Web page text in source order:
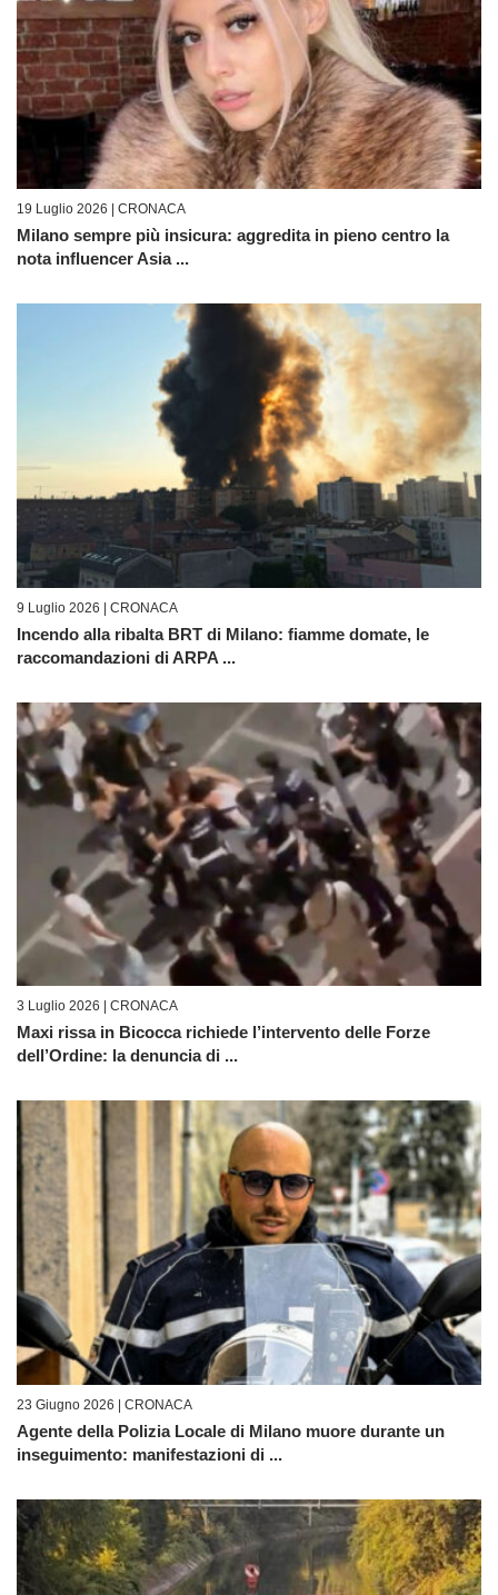
19 Luglio 2026 | CRONACA
Milano sempre più insicura: aggredita in pieno centro la
nota influencer Asia ...
9 Luglio 2026 | CRONACA
Incendo alla ribalta BRT di Milano: fiamme domate, le
raccomandazioni di ARPA ...
3 Luglio 2026 | CRONACA
Maxi rissa in Bicocca richiede l’intervento delle Forze
dell’Ordine: la denuncia di ...
23 Giugno 2026 | CRONACA
Agente della Polizia Locale di Milano muore durante un
inseguimento: manifestazioni di ...